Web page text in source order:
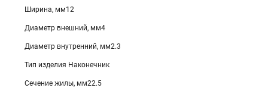
Ширина, мм12
Диаметр внешний, мм4
Диаметр внутренний, мм2.3
Тип изделия Наконечник
Сечение жилы, мм22.5